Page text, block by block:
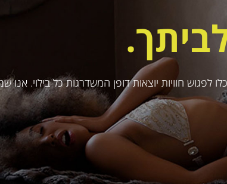
חוויות יוצאות דופן המשדרגות כל בילוי. אנו